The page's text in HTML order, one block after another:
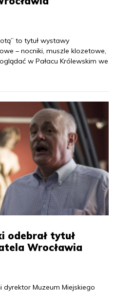
to tytuł wystawy
– nocniki, muszle klozetowe,
w Pałacu Królewskim we
odebrał tytuł
Wrocławia
dyrektor Muzeum Miejskiego